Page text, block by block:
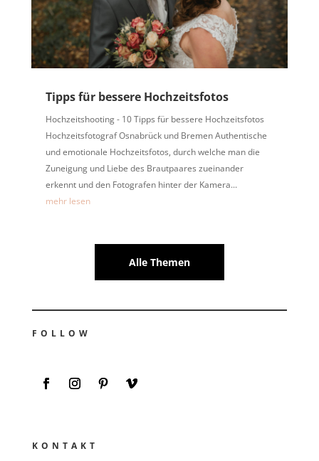
Tipps für bessere Hochzeitsfotos
Hochzeitshooting - 10 Tipps für bessere Hochzeitsfotos
Hochzeitsfotograf Osnabrück und Bremen Authentische
und emotionale Hochzeitsfotos, durch welche man die
Zuneigung und Liebe des Brautpaares zueinander
erkennt und den Fotografen hinter der Kamera...
mehr lesen
Alle Themen
FOLLOW
KONTAKT